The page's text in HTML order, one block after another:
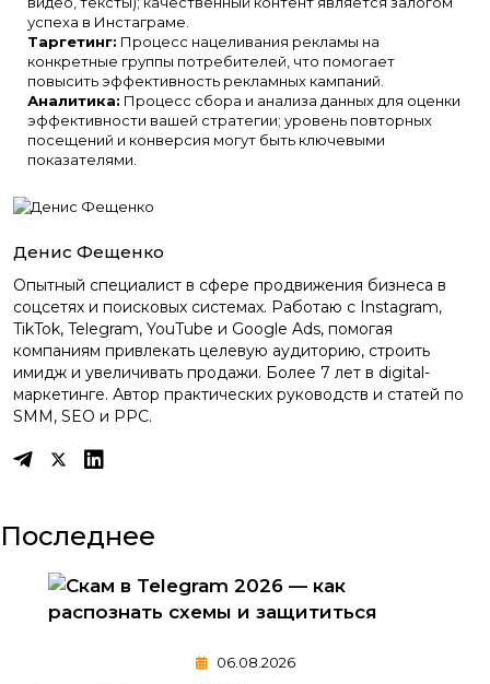
успеха в Инстаграме.
Таргетинг: Процесс нацеливания рекламы на
конкретные группы потребителей, что помогает
повысить эффективность рекламных кампаний.
Аналитика: Процесс сбора и анализа данных для оценки
эффективности вашей стратегии; уровень повторных
посещений и конверсия могут быть ключевыми
показателями.
Денис Фещенко
Опытный специалист в сфере продвижения бизнеса в
соцсетях и поисковых системах. Работаю с Instagram,
TikTok, Telegram, YouTube и Google Ads, помогая
компаниям привлекать целевую аудиторию, строить
имидж и увеличивать продажи. Более 7 лет в digital-
маркетинге. Автор практических руководств и статей по
SMM, SEO и PPC.
Последнее
06.08.2026